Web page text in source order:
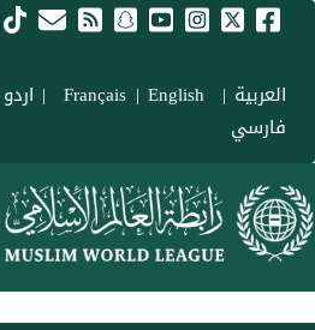
Skip to main content
العربية |
Français
| English
| اردو
فارسي